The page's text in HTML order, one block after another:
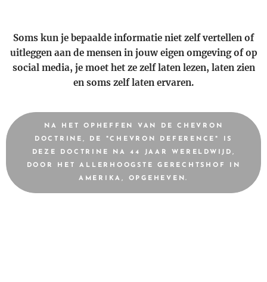
Soms kun je bepaalde informatie niet zelf vertellen of
uitleggen aan de mensen in jouw eigen omgeving of op
social media, je moet het ze zelf laten lezen, laten zien
en soms zelf laten ervaren.
NA HET OPHEFFEN VAN DE CHEVRON
DOCTRINE, DE "CHEVRON DEFERENCE" IS
DEZE DOCTRINE NA 44 JAAR WERELDWIJD,
DOOR HET ALLERHOOGSTE GERECHTSHOF IN
AMERIKA, OPGEHEVEN.